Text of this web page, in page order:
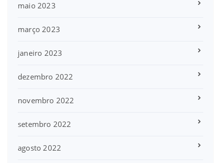
maio 2023
março 2023
janeiro 2023
dezembro 2022
novembro 2022
setembro 2022
agosto 2022